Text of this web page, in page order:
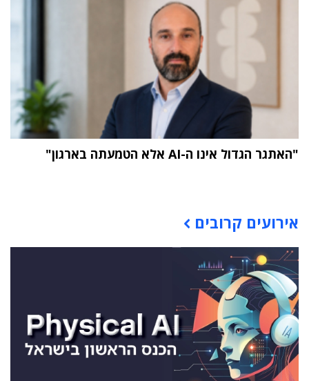
"האתגר הגדול אינו ה-AI אלא הטמעתה בארגון"
אירועים קרובים